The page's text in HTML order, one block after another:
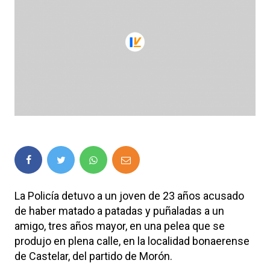
La Policía detuvo a un joven de 23 años acusado
de haber matado a patadas y puñaladas a un
amigo, tres años mayor, en una pelea que se
produjo en plena calle, en la localidad bonaerense
de Castelar, del partido de Morón.